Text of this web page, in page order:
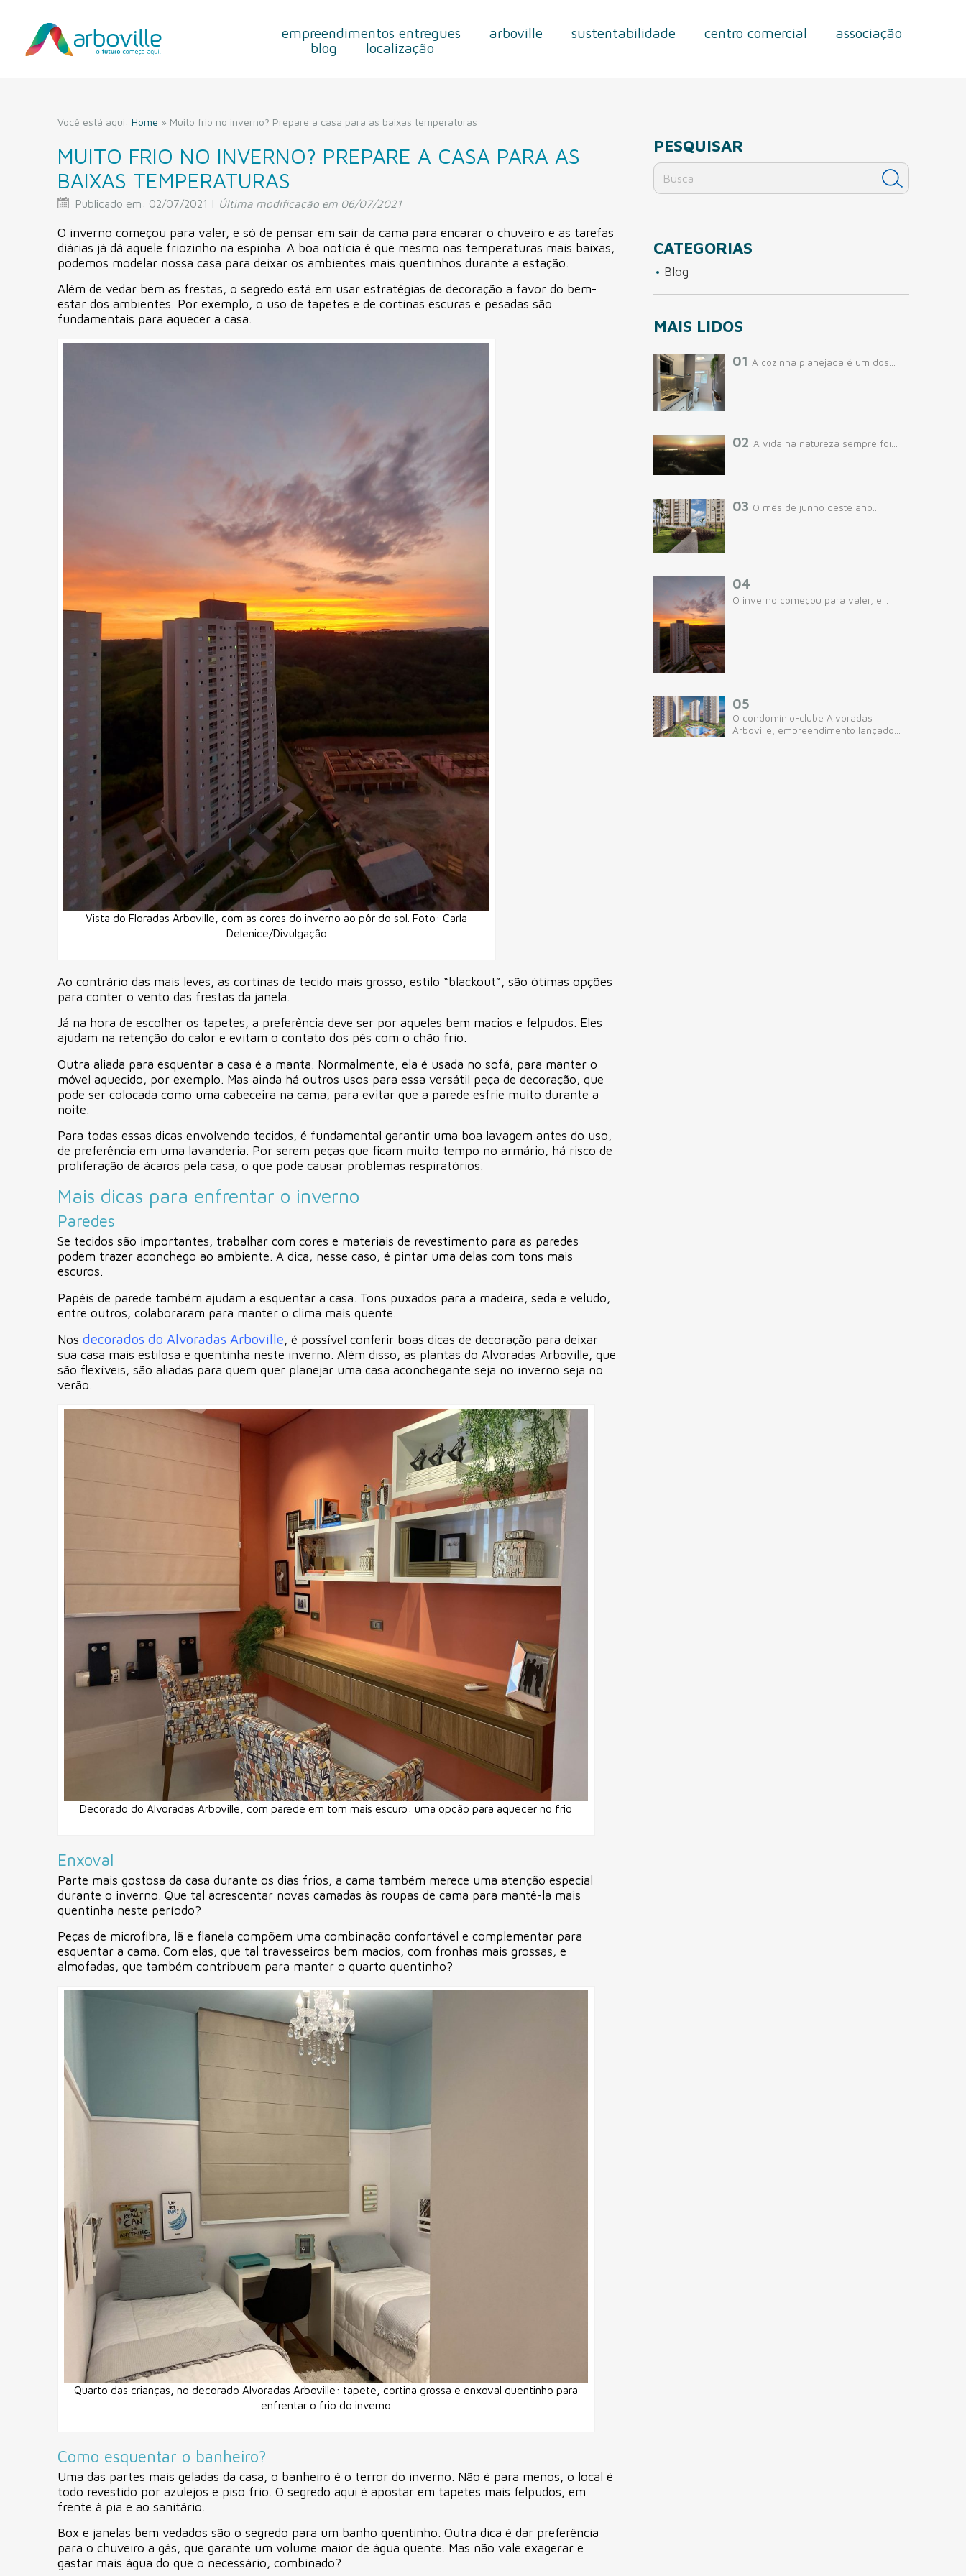
empreendimentos entregues arboville sustentabilidade centro comercial
associação
blog
localização
Você está aqui: Home » Muito frio no inverno? Prepare a casa para as baixas temperaturas
MUITO FRIO NO INVERNO? PREPARE A CASA PARA AS
BAIXAS TEMPERATURAS
Publicado em: 02/07/2021 | Última modificação em 06/07/2021
O inverno começou para valer, e só de pensar em sair da cama para encarar o chuveiro e as tarefas
diárias já dá aquele friozinho na espinha. A boa notícia é que mesmo nas temperaturas mais baixas,
podemos modelar nossa casa para deixar os ambientes mais quentinhos durante a estação.
Além de vedar bem as frestas, o segredo está em usar estratégias de decoração a favor do bem-
estar dos ambientes. Por exemplo, o uso de tapetes e de cortinas escuras e pesadas são
fundamentais para aquecer a casa.
Vista do Floradas Arboville, com as cores do inverno ao pôr do sol. Foto: Carla
Delenice/Divulgação
Ao contrário das mais leves, as cortinas de tecido mais grosso, estilo “blackout”, são ótimas opções
para conter o vento das frestas da janela.
Já na hora de escolher os tapetes, a preferência deve ser por aqueles bem macios e felpudos. Eles
ajudam na retenção do calor e evitam o contato dos pés com o chão frio.
Outra aliada para esquentar a casa é a manta. Normalmente, ela é usada no sofá, para manter o
móvel aquecido, por exemplo. Mas ainda há outros usos para essa versátil peça de decoração, que
pode ser colocada como uma cabeceira na cama, para evitar que a parede esfrie muito durante a
noite.
Para todas essas dicas envolvendo tecidos, é fundamental garantir uma boa lavagem antes do uso,
de preferência em uma lavanderia. Por serem peças que ficam muito tempo no armário, há risco de
proliferação de ácaros pela casa, o que pode causar problemas respiratórios.
Mais dicas para enfrentar o inverno
Paredes
Se tecidos são importantes, trabalhar com cores e materiais de revestimento para as paredes
podem trazer aconchego ao ambiente. A dica, nesse caso, é pintar uma delas com tons mais
escuros.
Papéis de parede também ajudam a esquentar a casa. Tons puxados para a madeira, seda e veludo,
entre outros, colaboraram para manter o clima mais quente.
Nos decorados do Alvoradas Arboville, é possível conferir boas dicas de decoração para deixar
sua casa mais estilosa e quentinha neste inverno. Além disso, as plantas do Alvoradas Arboville, que
são flexíveis, são aliadas para quem quer planejar uma casa aconchegante seja no inverno seja no
verão.
Decorado do Alvoradas Arboville, com parede em tom mais escuro: uma opção para aquecer no frio
Enxoval
Parte mais gostosa da casa durante os dias frios, a cama também merece uma atenção especial
durante o inverno. Que tal acrescentar novas camadas às roupas de cama para mantê-la mais
quentinha neste período?
Peças de microfibra, lã e flanela compõem uma combinação confortável e complementar para
esquentar a cama. Com elas, que tal travesseiros bem macios, com fronhas mais grossas, e
almofadas, que também contribuem para manter o quarto quentinho?
Quarto das crianças, no decorado Alvoradas Arboville: tapete, cortina grossa e enxoval quentinho para
enfrentar o frio do inverno
Como esquentar o banheiro?
Uma das partes mais geladas da casa, o banheiro é o terror do inverno. Não é para menos, o local é
todo revestido por azulejos e piso frio. O segredo aqui é apostar em tapetes mais felpudos, em
frente à pia e ao sanitário.
Box e janelas bem vedados são o segredo para um banho quentinho. Outra dica é dar preferência
para o chuveiro a gás, que garante um volume maior de água quente. Mas não vale exagerar e
gastar mais água do que o necessário, combinado?
PESQUISAR
CATEGORIAS
Blog
MAIS LIDOS
01 A cozinha planejada é um dos...
02 A vida na natureza sempre foi...
03 O mês de junho deste ano...
04
O inverno começou para valer, e...
05
O condomínio-clube Alvoradas
Arboville, empreendimento lançado...